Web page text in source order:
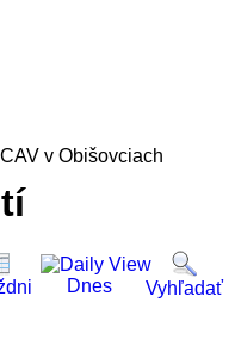
v Obišovciach
Dnes Vyhľadať